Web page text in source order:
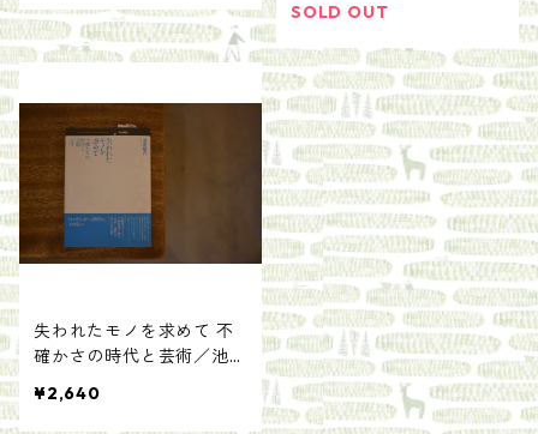
SOLD OUT
失われたモノを求めて 不
確かさの時代と芸術／池田
¥2,640